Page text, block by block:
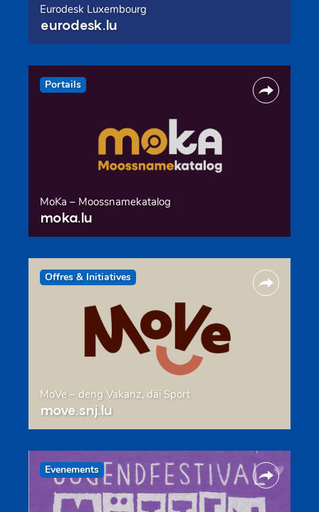
Eurodesk Luxembourg
eurodesk.lu
Portails
MoKa – Moossnamekatalog
moka.lu
Offres & Initiatives
MoVe – deng Vakanz, däi Sport
move.snj.lu
Evenements